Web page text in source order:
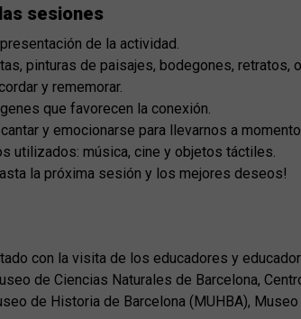
sesiones
de la actividad.
pinturas de paisajes, bodegones, retratos,
y rememorar.
que favorecen la conexión.
y emocionarse para llevarnos a
utilizados: música, cine y objetos táctiles.
la próxima sesión y los mejores deseos!
con la visita de los educadores y
de Ciencias Naturales de Barcelona,
de Historia de Barcelona (MUHBA),